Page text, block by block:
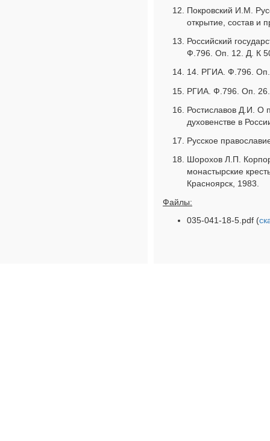
Покровский И.М.
открытие, состав и
Российский
Ф.796. Оп. 12. Д. К
14. РГИА. Ф.796.
РГИА. Ф.796. Оп.
Ростиславов Д.И. О
духовенстве в
Русское
Шорохов Л.П.
монастырские
Красноярск, 1983.
Файлы:
035-041-18-5.pdf (